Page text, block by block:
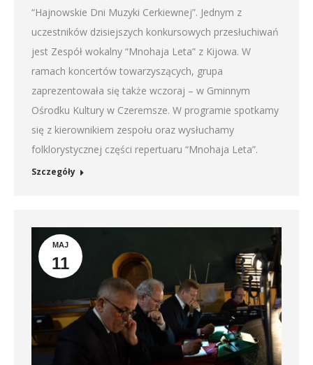
“Hajnowskie Dni Muzyki Cerkiewnej”. Jednym z
uczestników dzisiejszych konkursowych przesłuchiwań
jest Zespół wokalny “Mnohaja Leta” z Kijowa. W
ramach koncertów towarzyszących, grupa
zaprezentowała się także wczoraj – w Gminnym
Ośrodku Kultury w Czeremsze. W programie spotkamy
się z kierownikiem zespołu oraz wysłuchamy
folklorystycznej części repertuaru “Mnohaja Leta”.
Szczegóły
MAJ
11